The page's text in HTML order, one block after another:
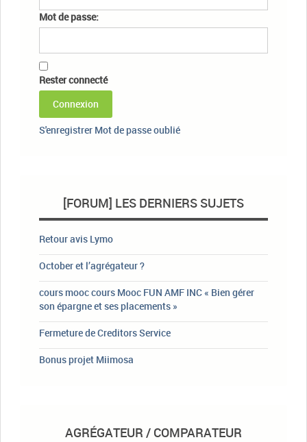
Mot de passe:
Rester connecté
Connexion
S'enregistrer Mot de passe oublié
[FORUM] LES DERNIERS SUJETS
Retour avis Lymo
October et l’agrégateur ?
cours mooc cours Mooc FUN AMF INC « Bien gérer
son épargne et ses placements »
Fermeture de Creditors Service
Bonus projet Miimosa
AGRÉGATEUR / COMPARATEUR